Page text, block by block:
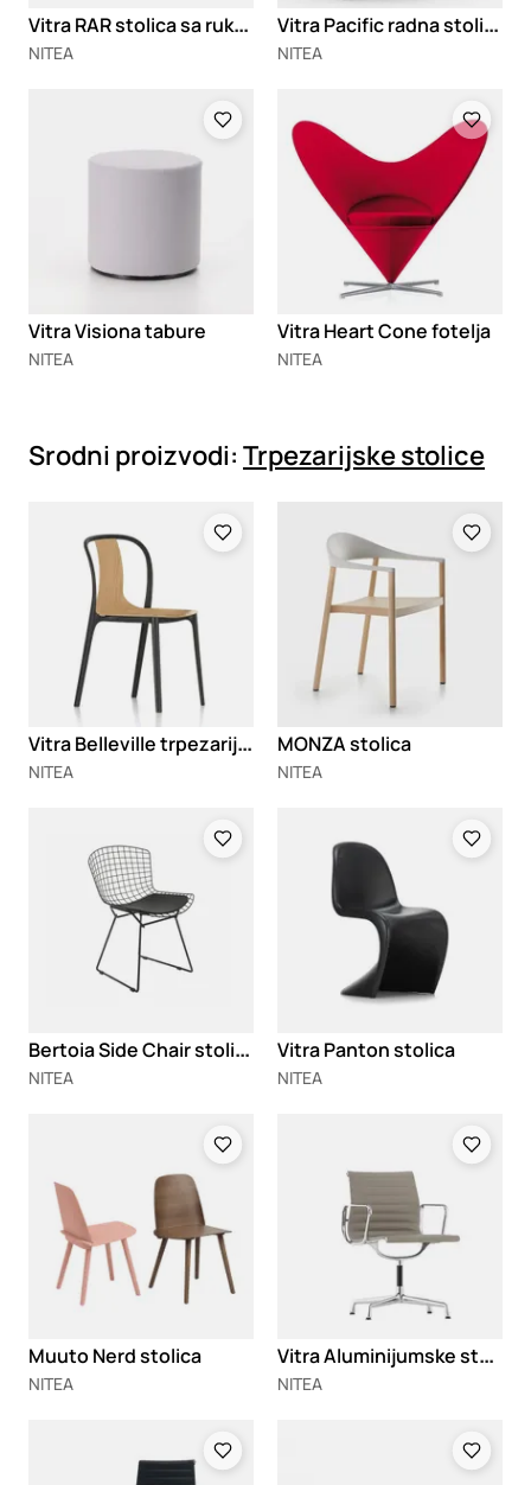
V
itra RAR stolica sa rukonaslonima
NITEA
V
itra Pacific radna stolica
NITEA
Vitra Visiona tabure
NITEA
Vitra Heart Cone fotelja
NITEA
Srodni proizvodi: Trpezarijske stolice
V
itra Belleville trpezarijska stolica
NITEA
MONZA stolica
NITEA
B
ertoia Side Chair stolica
NITEA
Vitra Panton stolica
NITEA
Muuto Nerd stolica
NITEA
V
itra Aluminijumske stolice 101/103/104
NITEA